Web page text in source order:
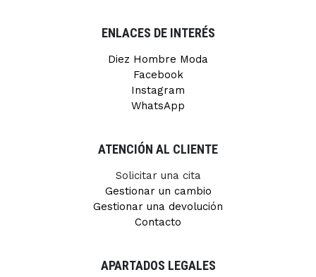
ENLACES DE INTERÉS
Diez Hombre Moda
Facebook
Instagram
WhatsApp
ATENCIÓN AL CLIENTE
Solicitar una cita
Gestionar un cambio
Gestionar una devolución
Contacto
APARTADOS LEGALES